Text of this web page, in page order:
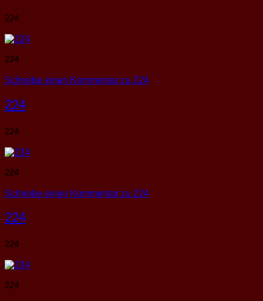
224
224
Schreibe einen Kommentar zu 224
224
224
224
Schreibe einen Kommentar zu 224
224
224
224